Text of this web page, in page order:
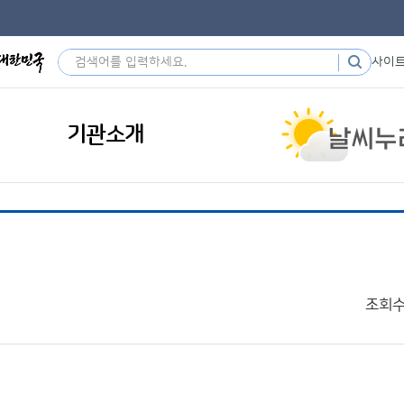
사이
기관소개
조회